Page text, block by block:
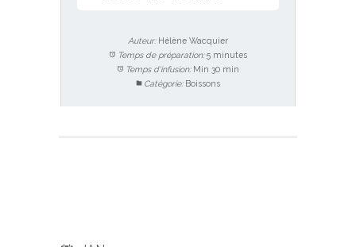
Auteur: Hélène Wacquier
Temps de préparation: 5 minutes
Temps d'infusion: Min 30 min
Catégorie: Boissons